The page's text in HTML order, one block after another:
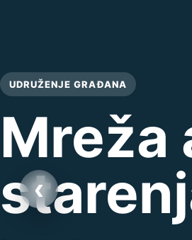
UDRUŽENJE GRAĐANA
Mreža
‹